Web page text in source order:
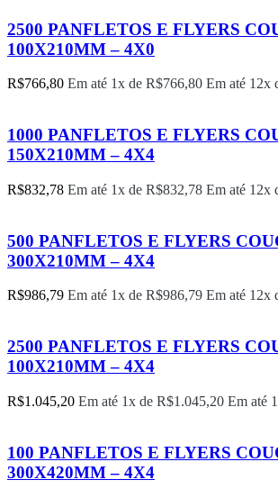
2500 PANFLETOS E FLYERS
100X210MM – 4X0
R$766,80 Em até 1x de R$766,80 Em até 12x
1000 PANFLETOS E FLYERS
150X210MM – 4X4
R$832,78 Em até 1x de R$832,78 Em até 12x
500 PANFLETOS E FLYERS
300X210MM – 4X4
R$986,79 Em até 1x de R$986,79 Em até 12x
2500 PANFLETOS E FLYERS
100X210MM – 4X4
R$1.045,20 Em até 1x de R$1.045,20 Em até
100 PANFLETOS E FLYERS
300X420MM – 4X4